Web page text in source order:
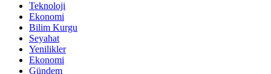
Teknoloji
Ekonomi
Bilim Kurgu
Seyahat
Yenilikler
Ekonomi
Gündem